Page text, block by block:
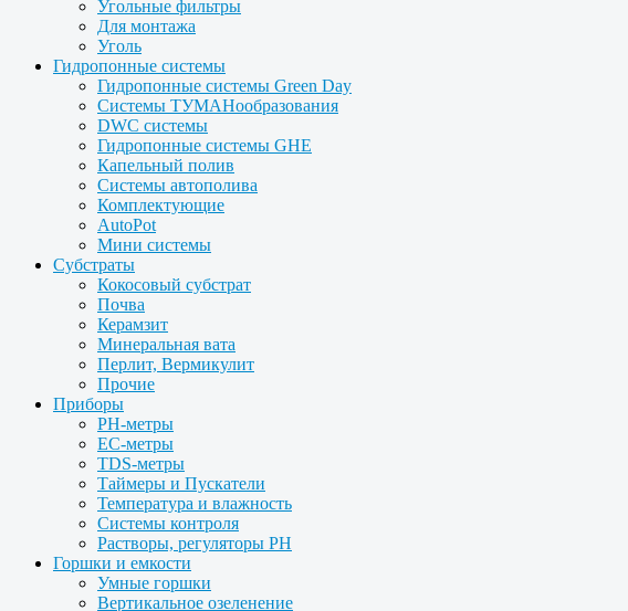
Угольные фильтры
Для монтажа
Уголь
Гидропонные системы
Гидропонные системы Green Day
Системы ТУМАНообразования
DWC системы
Гидропонные системы GHE
Капельный полив
Системы автополива
Комплектующие
AutoPot
Мини системы
Субстраты
Кокосовый субстрат
Почва
Керамзит
Минеральная вата
Перлит, Вермикулит
Прочие
Приборы
PH-метры
EC-метры
TDS-метры
Таймеры и Пускатели
Температура и влажность
Системы контроля
Растворы, регуляторы PH
Горшки и емкости
Умные горшки
Вертикальное озеленение